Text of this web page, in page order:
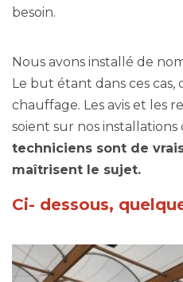
besoin.
Nous avons installé de
Le but étant dans ces cas,
chauffage. Les avis et les
soient sur nos installations
techniciens sont de
maîtrisent le sujet.
Ci- dessous,